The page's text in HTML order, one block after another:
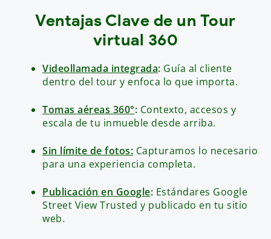
Ventajas Clave de un Tour
virtual 360
Videollamada integrada: Guía al cliente
dentro del tour y enfoca lo que importa.
Tomas aéreas 360°: Contexto, accesos y
escala de tu inmueble desde arriba.
Sin límite de fotos: Capturamos lo necesario
para una experiencia completa.
Publicación en Google: Estándares Google
Street View Trusted y publicado en tu sitio
web.